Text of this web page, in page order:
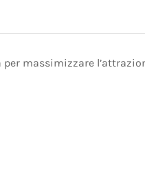
massimizzare